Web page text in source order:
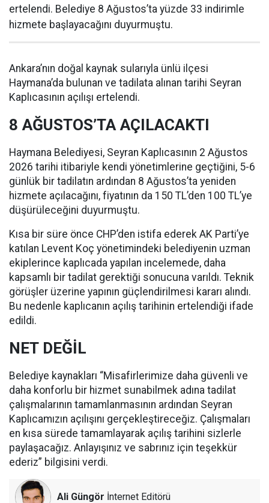
ertelendi. Belediye 8 Ağustos’ta yüzde 33 indirimle
hizmete başlayacağını duyurmuştu.
Ankara’nın doğal kaynak sularıyla ünlü ilçesi
Haymana’da bulunan ve tadilata alınan tarihi Seyran
Kaplıcasının açılışı ertelendi.
8 AĞUSTOS’TA AÇILACAKTI
Haymana Belediyesi, Seyran Kaplıcasının 2 Ağustos
2026 tarihi itibariyle kendi yönetimlerine geçtiğini, 5-6
günlük bir tadilatın ardından 8 Ağustos’ta yeniden
hizmete açılacağını, fiyatının da 150 TL’den 100 TL’ye
düşürüleceğini duyurmuştu.
Kısa bir süre önce CHP’den istifa ederek AK Parti’ye
katılan Levent Koç yönetimindeki belediyenin uzman
ekiplerince kaplıcada yapılan incelemede, daha
kapsamlı bir tadilat gerektiği sonucuna varıldı. Teknik
görüşler üzerine yapının güçlendirilmesi kararı alındı.
Bu nedenle kaplıcanın açılış tarihinin ertelendiği ifade
edildi.
NET DEĞİL
Belediye kaynakları “Misafirlerimize daha güvenli ve
daha konforlu bir hizmet sunabilmek adına tadilat
çalışmalarının tamamlanmasının ardından Seyran
Kaplıcamızın açılışını gerçekleştireceğiz. Çalışmaları
en kısa sürede tamamlayarak açılış tarihini sizlerle
paylaşacağız. Anlayışınız ve sabrınız için teşekkür
ederiz” bilgisini verdi.
Ali Güngör İnternet Editörü